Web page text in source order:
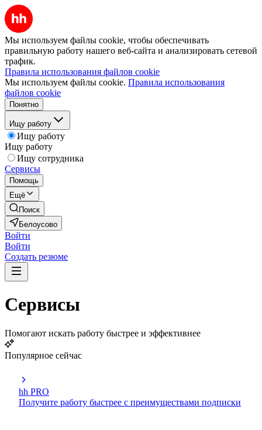
Мы используем файлы cookie, чтобы обеспечивать
правильную работу нашего веб-сайта и анализировать сетевой
трафик.
Правила использования файлов cookie
Мы используем файлы cookie. Правила использования
файлов cookie
Понятно
Ищу работу
Ищу работу
Ищу работу
Ищу сотрудника
Сервисы
Помощь
Ещё
Поиск
Белоусово
Войти
Войти
Создать резюме
Сервисы
Помогают искать работу быстрее и эффективнее
Популярное сейчас
hh PRO
Получите работу быстрее с преимуществами подписки